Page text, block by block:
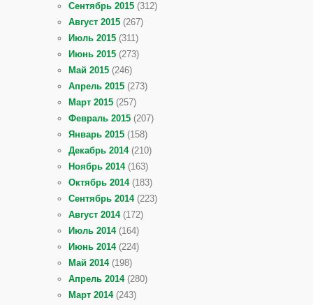
Сентябрь 2015 (312)
Август 2015 (267)
Июль 2015 (311)
Июнь 2015 (273)
Май 2015 (246)
Апрель 2015 (273)
Март 2015 (257)
Февраль 2015 (207)
Январь 2015 (158)
Декабрь 2014(210)
Ноябрь 2014(163)
Октябрь 2014(183)
Сентябрь 2014(223)
Август 2014(172)
Июль 2014(164)
Июнь 2014(224)
Май 2014(198)
Апрель 2014(280)
Март 2014(243)